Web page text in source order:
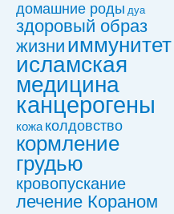
домашние роды дуа
здоровый образ
жизни иммунитет
исламская
медицина
канцерогены
кожа колдовствo
кормление
грудью
кровопускание
лечение Кораном